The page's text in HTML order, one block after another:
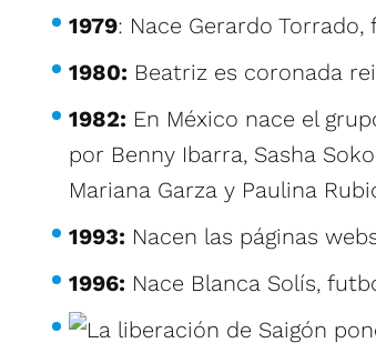
1979: Nace Gerardo
1980: Beatriz es coronada
1982: En México nace el
por Benny Ibarra, Sasha
Mariana Garza y Paulina
1993: Nacen las páginas
1996: Nace Blanca Solís,